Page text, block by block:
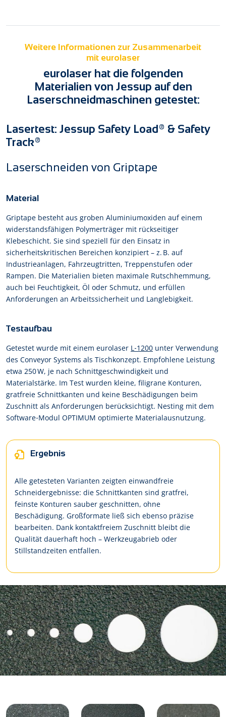
Weitere Informationen zur Zusammenarbeit
mit eurolaser
eurolaser hat die folgenden
Materialien von Jessup auf den
Laserschneidmaschinen getestet:
Lasertest: Jessup Safety Load® & Safety
Track®
Laserschneiden von Griptape
Material
Griptape besteht aus groben Aluminiumoxiden auf einem
widerstandsfähigen Polymerträger mit rückseitiger
Klebeschicht. Sie sind speziell für den Einsatz in
sicherheitskritischen Bereichen konzipiert – z. B. auf
Industrieanlagen, Fahrzeugtritten, Treppenstufen oder
Rampen. Die Materialien bieten maximale Rutschhemmung,
auch bei Feuchtigkeit, Öl oder Schmutz, und erfüllen
Anforderungen an Arbeitssicherheit und Langlebigkeit.
Testaufbau
Getestet wurde mit einem eurolaser L‑1200 unter Verwendung
des Conveyor Systems als Tischkonzept. Empfohlene Leistung
etwa 250 W, je nach Schnittgeschwindigkeit und
Materialstärke. Im Test wurden kleine, filigrane Konturen,
gratfreie Schnittkanten und keine Beschädigungen beim
Zuschnitt als Anforderungen berücksichtigt. Nesting mit dem
Software‑Modul OPTIMUM optimierte Materialausnutzung.
Ergebnis
Alle getesteten Varianten zeigten einwandfreie
Schneidergebnisse: die Schnittkanten sind gratfrei,
feinste Konturen sauber geschnitten, ohne
Beschädigung. Großformate ließ sich ebenso präzise
bearbeiten. Dank kontaktfreiem Zuschnitt bleibt die
Qualität dauerhaft hoch – Werkzeugabrieb oder
Stillstandzeiten entfallen.